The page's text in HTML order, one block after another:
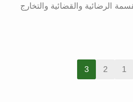
الرضائية والقضائية والتخارج
1
2
3